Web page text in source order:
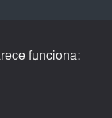
funciona: